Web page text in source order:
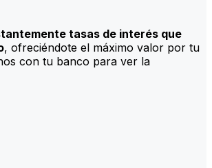
tasas de interés que
, ofreciéndote el máximo valor por tu
con tu banco para ver la